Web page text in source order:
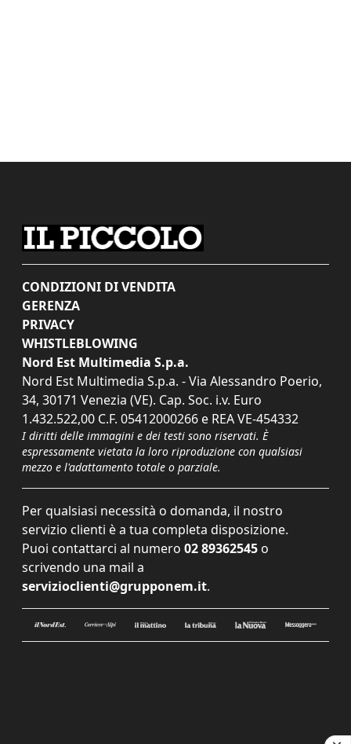
CONDIZIONI DI VENDITA
GERENZA
PRIVACY
WHISTLEBLOWING
Nord Est Multimedia S.p.a.
Nord Est Multimedia S.p.a. - Via Alessandro Poerio,
34, 30171 Venezia (VE). Cap. Soc. i.v. Euro
1.432.522,00 C.F. 05412000266 e REA VE-454332
I diritti delle immagini e dei testi sono riservati. È
espressamente vietata la loro riproduzione con qualsiasi
mezzo e l'adattamento totale o parziale.
Per qualsiasi necessità o domanda, il nostro
servizio clienti è a tua completa disposizione.
Puoi contattarci al numero 02 89362545 o
scrivendo una mail a
servizioclienti@grupponem.it.